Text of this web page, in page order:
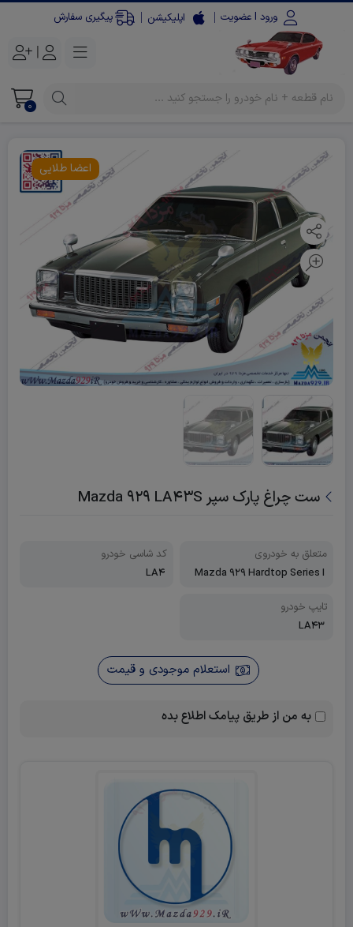
ورود l عضویت اپلیکیشن پیگیری سفارش
|
0
اعضا طلایی
ست چراغ پارک سپر Mazda 929 LA43S
متعلق به خودروی
Mazda 929 Hardtop Series I
کد شاسی خودرو
LA4
تایپ خودرو
LA43
استعلام موجودی و قیمت
به من از طریق پیامک اطلاع بده